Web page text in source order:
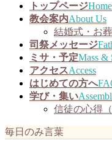
トップページHome
教会案内About Us
結婚式・お
司祭メッセージ
ミサ・予定Mass &
アクセスAccess
はじめての方へ
学び・集い
信徒の心得
毎日のみ言葉